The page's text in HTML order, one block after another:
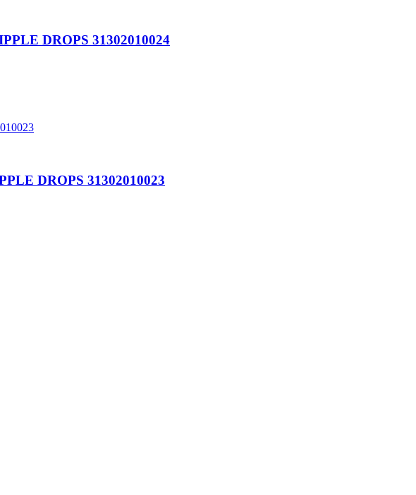
DROPS 31302010024
DROPS 31302010023